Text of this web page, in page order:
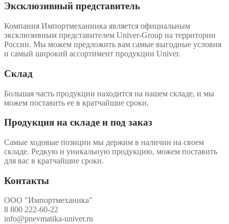
Эксклюзивный представитель
Компания Импортмеханиика является официальным
эксклюзивным представителем Univer-Group на территории
России. Мы можем предложить вам самые выгодные условия
и самый широкий ассортимент продукции Univer.
Склад
Большая часть продукции находится на нашем складе, и мы
можем поставить ее в кратчайшие сроки.
Продукция на складе и под заказ
Самые ходовые позиции мы держим в наличии на своем
складе. Редкую и уникальную продукцию, можем поставить
для вас в кратчайшие сроки.
Контакты
ООО "Импортмеханика"
8 800 222-60-22
info@pnevmatika-univer.ru